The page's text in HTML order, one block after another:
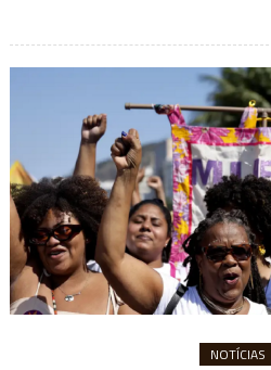
NOTÍCIAS